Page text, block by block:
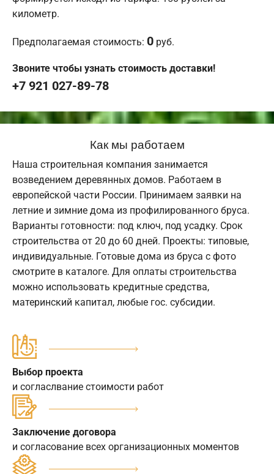
километр.
Предполагаемая стоимость: 0 руб.
Звоните чтобы узнать стоимость доставки!
+7 921 027-89-78
Как мы работаем
Наша строительная компания занимается
возведением деревянных домов. Работаем в
европейской части России. Принимаем заявки на
летние и зимние дома из профилированного бруса.
Варианты готовности: под ключ, под усадку. Срок
строительства от 20 до 60 дней. Проекты: типовые,
индивидуальные. Готовые дома из бруса с фото
смотрите в каталоге. Для оплаты строительства
можно использовать кредитные средства,
материнский капитал, любые гос. субсидии.
Выбор проекта
и согласлвание стоимости работ
Заключение договора
и согласование всех организационных моментов